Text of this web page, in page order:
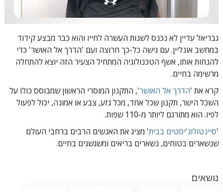
גבריאל עדיין לא נכנס לשנות העשרה לחייו והוא כבר מבצע קידוד
במחשב אונליין. עם גישה כל-כך חרוצה ועם 'הדרך אל האושר' כדי
להנחות אותו, אשף הטכנולוגיה המתחיל הצעיר הזה יוצא להתחלה
מרשימה בחיים.
קרא את 'הדרך אל האושר', התקנון המוסרי הראשון שמבוסס כולו על
השכל הישר, תקנון שכל אחד, מכל גזע, צבע או אמונה, יכול לפעול
לפיו. הוא מתורגם ליותר מ-110 שפות.
'סיינטולוג'יסטים בבית' מציג את האנשים הרבים ברחבי העולם
שנשארים בטוחים, נשארים בריאים ומשגשגים בחיים.
נושאים